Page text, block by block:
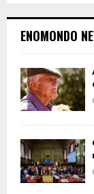
ENOMONDO